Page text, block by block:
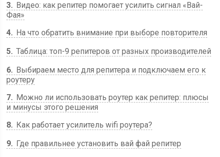
3
Видео: как репитер помогает усилить сигнал «Вай-
Фая»
4
На что обратить внимание при выборе повторителя
5 Таблица: топ-9 репитеров от разных производителей
6
Выбираем место для репитера и подключаем его к
роутеру
7
Можно ли использовать роутер как репитер: плюсы
и минусы этого решения
8
Как работает усилитель wifi роутера?
9
Где правильнее установить вай фай репитер